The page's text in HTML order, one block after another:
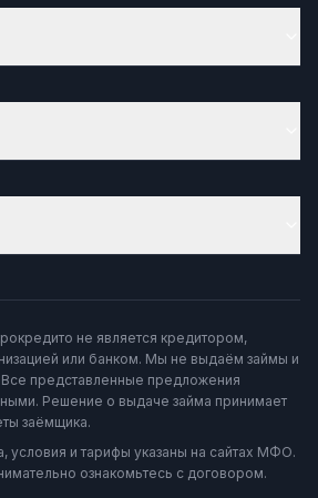
не является кредитором,
или банком. Мы не выдаём займы и
представленные предложения
Решение о выдаче займа принимает
заёмщика.
условия и тарифы указаны на сайтах МФО.
ознакомьтесь с договором.